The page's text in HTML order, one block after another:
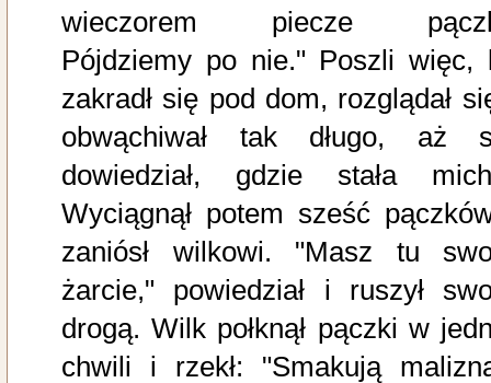
wieczorem piecze
Pójdziemy po nie." Poszli więc,
zakradł się pod dom, rozglądał
obwąchiwał tak długo, aż
dowiedział, gdzie stała
Wyciągnął potem sześć
zaniósł wilkowi. "Masz tu
żarcie," powiedział i ruszył
drogą. Wilk połknął pączki w
chwili i rzekł: "Smakują